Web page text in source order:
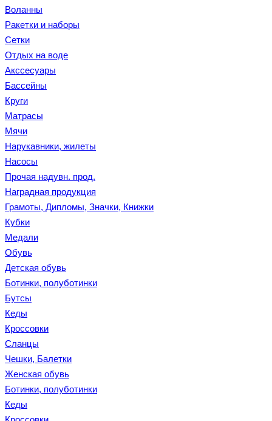
Воланны
Ракетки и наборы
Сетки
Отдых на воде
Акссесуары
Бассейны
Круги
Матрасы
Мячи
Нарукавники, жилеты
Насосы
Прочая надувн. прод.
Наградная продукция
Грамоты, Дипломы, Значки, Книжки
Кубки
Медали
Обувь
Детская обувь
Ботинки, полуботинки
Бутсы
Кеды
Кроссовки
Сланцы
Чешки, Балетки
Женская обувь
Ботинки, полуботинки
Кеды